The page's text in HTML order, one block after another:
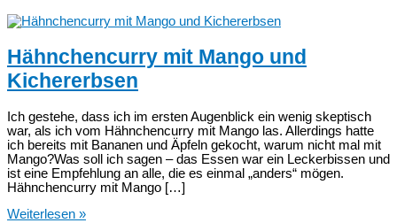
Hähnchencurry mit Mango und
Kichererbsen
Ich gestehe, dass ich im ersten Augenblick ein wenig skeptisch
war, als ich vom Hähnchencurry mit Mango las. Allerdings hatte
ich bereits mit Bananen und Äpfeln gekocht, warum nicht mal mit
Mango?Was soll ich sagen – das Essen war ein Leckerbissen und
ist eine Empfehlung an alle, die es einmal „anders“ mögen.
Hähnchencurry mit Mango […]
Hähnchencurry
Weiterlesen »